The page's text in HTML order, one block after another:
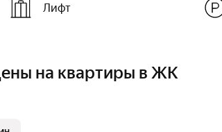
Лифт
на квартиры в ЖК